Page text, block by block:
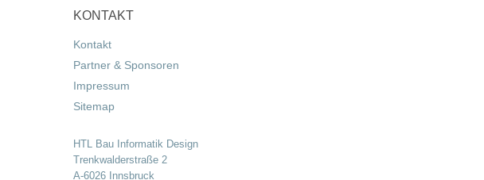
KONTAKT
Kontakt
Partner & Sponsoren
Impressum
Sitemap
HTL Bau Informatik Design
Trenkwalderstraße 2
A-6026 Innsbruck